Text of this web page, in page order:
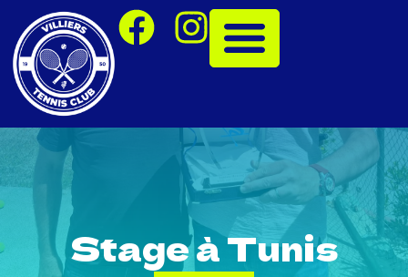
Stage à Tunis